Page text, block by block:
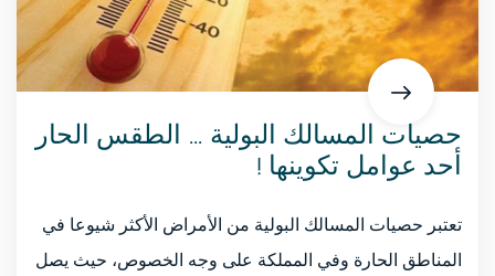
حصيات المسالك البولية … الطقس الحار
أحد عوامل تكوينها !
تعتبر حصيات المسالك البولية من الأمراض الأكثر شيوعا في
المناطق الحارة وفي المملكة على وجه الخصوص، حيث يصل